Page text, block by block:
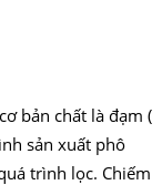
bản chất là đạm (
sản xuất phô
trình lọc. Chiếm